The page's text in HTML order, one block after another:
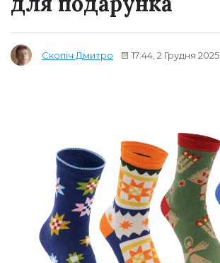
Скопіч Дмитро 17:44, 2 Грудня 2025